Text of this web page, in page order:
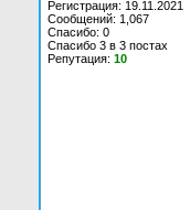
Регистрация: 19.11.2021
Сообщений: 1,067
Спасибо: 0
Спасибо 3 в 3 постах
Репутация: 10